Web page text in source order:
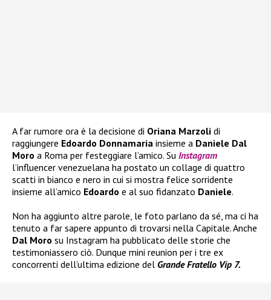
A far rumore ora è la decisione di Oriana Marzoli di
raggiungere Edoardo Donnamaria insieme a Daniele Dal
Moro a Roma per festeggiare l’amico. Su Instagram
l’influencer venezuelana ha postato un collage di quattro
scatti in bianco e nero in cui si mostra felice sorridente
insieme all’amico Edoardo e al suo fidanzato Daniele.
Non ha aggiunto altre parole, le foto parlano da sé, ma ci ha
tenuto a far sapere appunto di trovarsi nella Capitale. Anche
Dal Moro su Instagram ha pubblicato delle storie che
testimoniassero ciò. Dunque mini reunion per i tre ex
concorrenti dell’ultima edizione del Grande Fratello Vip 7.